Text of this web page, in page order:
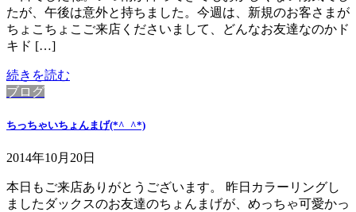
たが、午後は意外と持ちました。今週は、新規のお客さまが
ちょこちょこご来店くださいまして、どんなお友達なのかド
キド […]
続きを読む
ブログ
ちっちゃいちょんまげ(*^_^*)
2014年10月20日
本日もご来店ありがとうございます。 昨日カラーリングし
ましたダックスのお友達のちょんまげが、めっちゃ可愛かっ